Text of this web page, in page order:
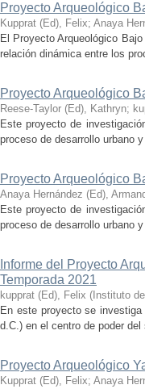
Proyecto Arqueológico
Kupprat (Ed), Felix; Anaya
El Proyecto Arqueológico
relación dinámica entre los
Proyecto Arqueológico
Reese-Taylor (Ed), Kathryn;
Este proyecto de
proceso de desarrollo urbano
Proyecto Arqueológico
Anaya Hernández (Ed),
Este proyecto de
proceso de desarrollo urbano
Informe del Proyecto
Temporada 2021
kupprat (Ed), Felix ( Instituto
En este proyecto se
d.C.) en el centro de poder
Proyecto Arqueológico
Kupprat (Ed), Felix; Anaya